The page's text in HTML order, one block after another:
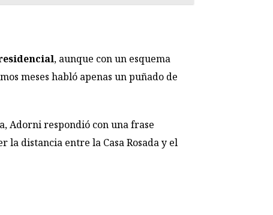
, aunque con un esquema
meses habló apenas un puñado de
Adorni respondió con una frase
la distancia entre la Casa Rosada y el